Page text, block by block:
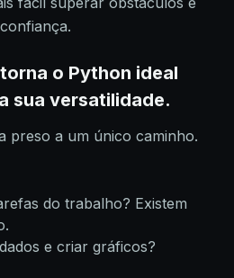
o Python ideal
sua versatilidade.
preso a um único caminho.
do trabalho? Existem
e criar gráficos?